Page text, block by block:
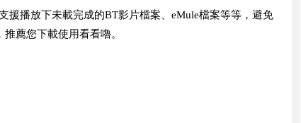
援播放下未載完成的BT影片檔案、eMule檔案等等，避免
薦您下載使用看看嚕。